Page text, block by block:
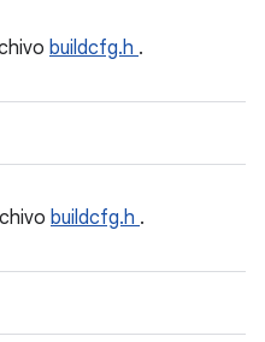
buildcfg.h .
buildcfg.h .